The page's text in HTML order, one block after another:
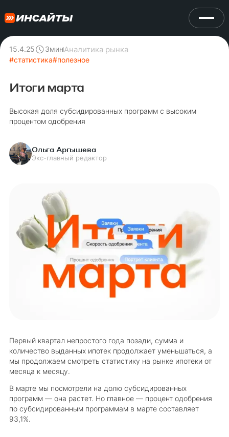
15.4.25 3минАналитика рынка
#статистика#полезное
Итоги марта
Высокая доля субсидированных программ с высоким
процентом одобрения
Ольга Аргышева
Экс-главный редактор
Первый квартал непростого года позади, сумма и
количество выданных ипотек продолжает уменьшаться, а
мы продолжаем смотреть статистику на рынке ипотеки от
месяца к месяцу.
В марте мы посмотрели на долю субсидированных
программ — она растет. Но главное — процент одобрения
по субсидированным программам в марте составляет
93,1%.